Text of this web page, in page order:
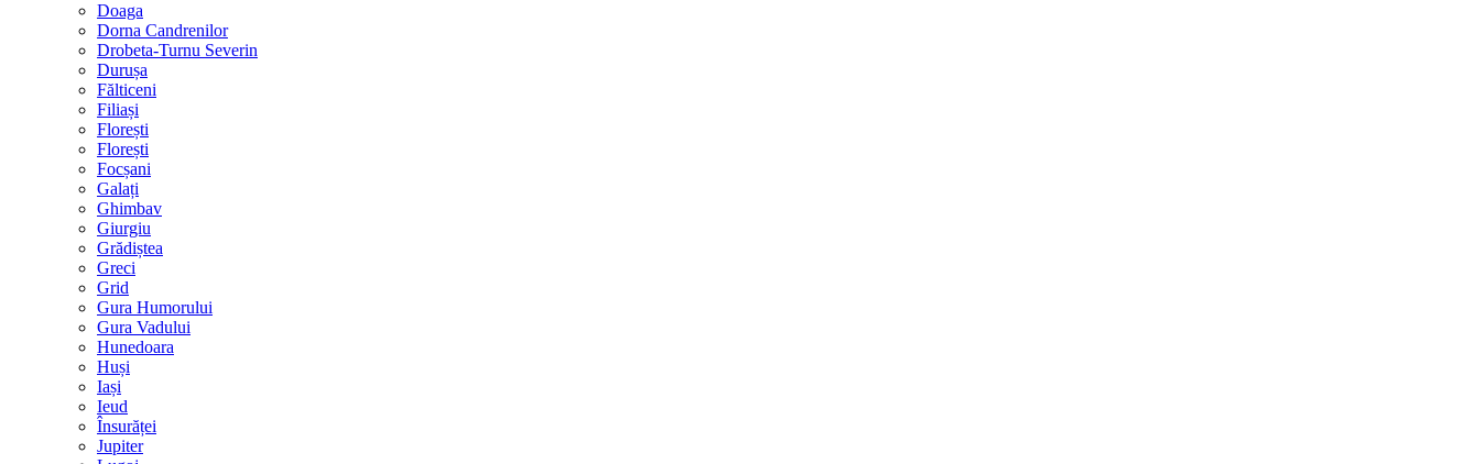
Doaga
Dorna Candrenilor
Drobeta-Turnu Severin
Durușa
Fălticeni
Filiași
Florești
Florești
Focșani
Galați
Ghimbav
Giurgiu
Grădiștea
Greci
Grid
Gura Humorului
Gura Vadului
Hunedoara
Huși
Iași
Ieud
Însurăței
Jupiter